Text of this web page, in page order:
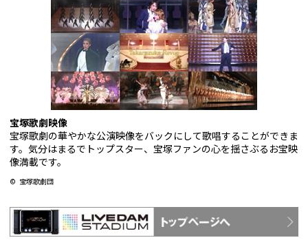
宝塚歌劇映像
宝塚歌劇の華やかな公演映像をバックにして歌唱することができま
す。気分はまるでトップスター、宝塚ファンの心を揺さぶるお宝映
像満載です。
© 宝塚歌劇団